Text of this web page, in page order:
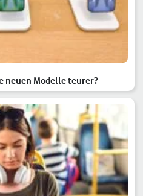
neuen Modelle teurer?